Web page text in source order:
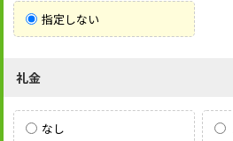
指定しない
礼金
なし